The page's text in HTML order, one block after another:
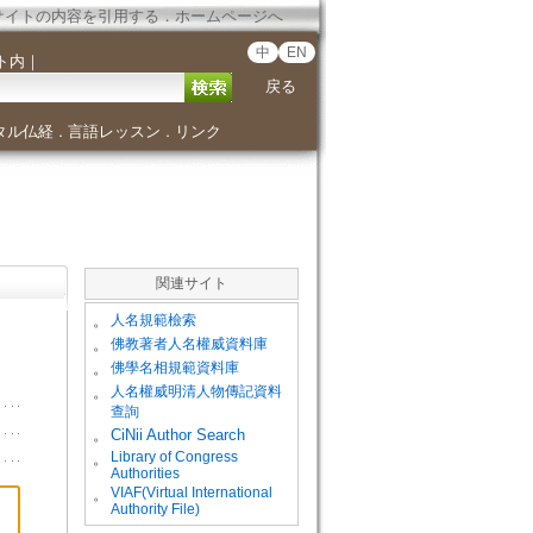
イトの内容を引用する．ホームページへ
内 ｜ 中 EN
戻る
ル仏経． 言語レッスン ． リンク
関連サイト
。 人名規範檢索
。 佛教著者人名權威資料庫
。 佛學名相規範資料庫
。
人名權威明清人物傳記資料
查詢
。
CiNii Author Search
。
Library of Congress
Authorities
。
VIAF(Virtual International
Authority File)